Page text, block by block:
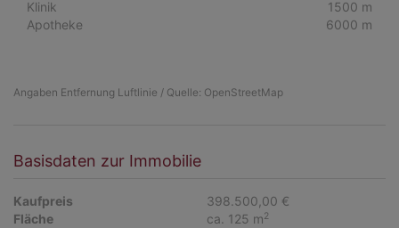
Klinik
1500 m
Apotheke
6000 m
Angaben Entfernung Luftlinie / Quelle: OpenStreetMap
Basisdaten zur Immobilie
Kaufpreis
398.500,00 €
Fläche
ca. 125 m2